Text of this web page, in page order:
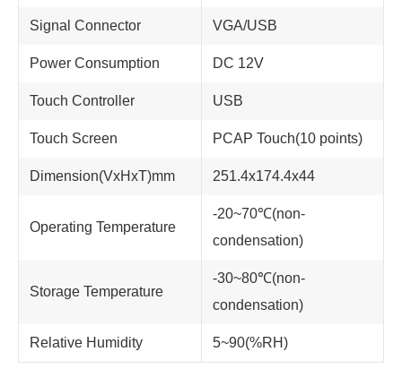
Signal Connector VGA/USB
Power Consumption DC 12V
Touch Controller USB
Touch Screen PCAP Touch(10 points)
Dimension(VxHxT)mm 251.4x174.4x44
Operating Temperature
-20~70℃(non-
condensation)
Storage Temperature
-30~80℃(non-
condensation)
Relative Humidity 5~90(%RH)